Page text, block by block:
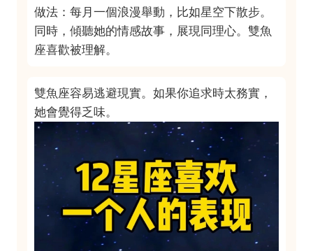
做法：每月一個浪漫舉動，比如星空下散步。
同時，傾聽她的情感故事，展現同理心。雙魚
座喜歡被理解。
雙魚座容易逃避現實。如果你追求時太務實，
她會覺得乏味。